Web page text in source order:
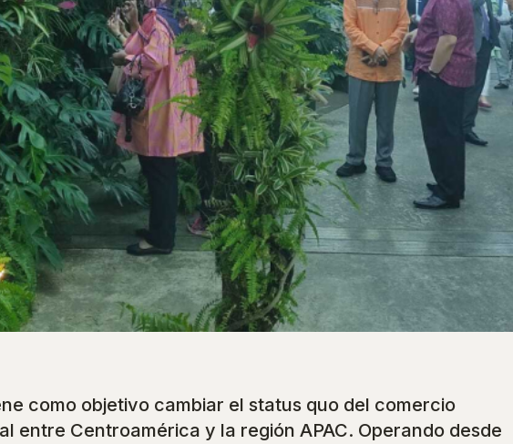
como objetivo cambiar el status quo del comercio
entre Centroamérica y la región APAC. Operando desde